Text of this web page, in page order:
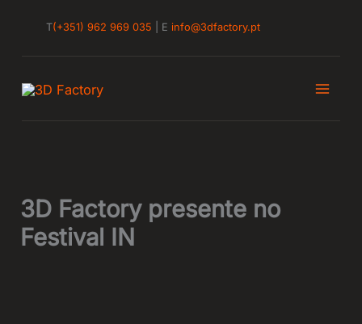
T(+351) 962 969 035 | E info@3dfactory.pt
3D Factory presente no
Festival IN